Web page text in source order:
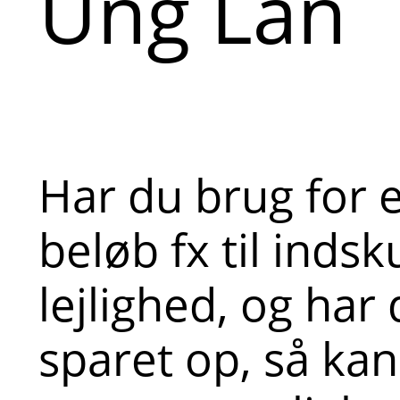
Har du brug for
beløb fx til
lejlighed, og har
sparet op, så